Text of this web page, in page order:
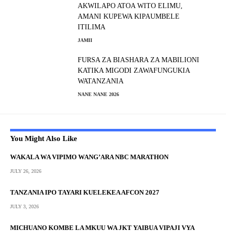
AKWILAPO ATOA WITO ELIMU,
AMANI KUPEWA KIPAUMBELE
ITILIMA
JAMII
FURSA ZA BIASHARA ZA MABILIONI
KATIKA MIGODI ZAWAFUNGUKIA
WATANZANIA
NANE NANE 2026
You Might Also Like
WAKALA WA VIPIMO WANG’ARA NBC MARATHON
JULY 26, 2026
TANZANIA IPO TAYARI KUELEKEA AFCON 2027
JULY 3, 2026
MICHUANO KOMBE LA MKUU WA JKT YAIBUA VIPAJI VYA